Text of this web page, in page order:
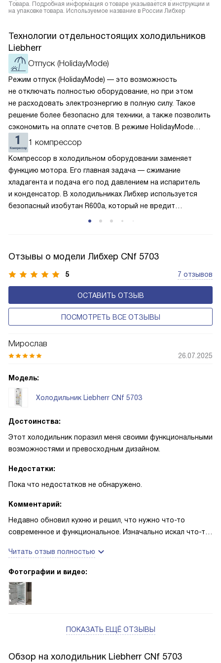
Товара. Подробная информация о товаре указывается в инструкции и
на упаковке товара. Используемое название в России Либхер
Технологии отдельностоящих холодильников
Liebherr
Отпуск (HolidayMode)
Режим отпуск (HolidayMode) — это возможность
не отключать полностью оборудование, но при этом
не расходовать электроэнергию в полную силу. Такое
решение более безопасно для техники, а также позволить
сэкономить на оплате счетов. В режиме HolidayMode
вентилятор и суперохлаждение не работают, а в камере
устанавливается температура в районе +15 градусов. Это
позволяет сохранить продукты на определённое время
и избежать появление неприятных запахов.
1 компрессор
Компрессор в холодильном оборудовании заменяет
функцию мотора. Его главная задача — сжимание
хладагента и подача его под давлением на испаритель
и конденсатор. В холодильниках Либхер используется
безопасный изобутан R600a, который не вредит
и быстрее происходит охлаждение, затрачивается
Отзывы о модели Либхер CNf 5703
5 7 отзывов
ОСТАВИТЬ ОТЗЫВ
ПОСМОТРЕТЬ ВСЕ ОТЗЫВЫ
Мирослав
26.07.2025
Модель:
Холодильник Liebherr CNf 5703
Достоинства:
Этот холодильник поразил меня своими функциональными
возможностями и превосходным дизайном.
Недостатки:
Пока что недостатков не обнаружено.
Комментарий:
Недавно обновил кухню и решил, что нужно что-то
современное и функциональное. Изначально искал что-то,
энергоэффективным. И я нашел идеальный вариант.
корпус выглядят очень стильно и современно. Также
понравилось, что двери можно перевешивать, что очень
освещение холодильной камеры создает приятную
Читать отзыв полностью
Фотографии и видео:
ПОКАЗАТЬ ЕЩЁ ОТЗЫВЫ
Обзор на холодильник Liebherr CNf 5703